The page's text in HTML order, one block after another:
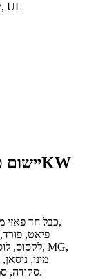
UL
מיני,
סקודה, סמארט, טסלה, טויוטה, ווקסהול, פולקסווגן, וולוו.